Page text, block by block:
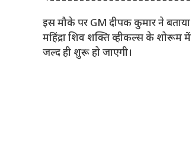
इस मौके पर GM दीपक कुमार ने
महिंद्रा शिव शक्ति व्हीकल्स के शोरूम में
जल्द ही शुरू हो जाएगी।